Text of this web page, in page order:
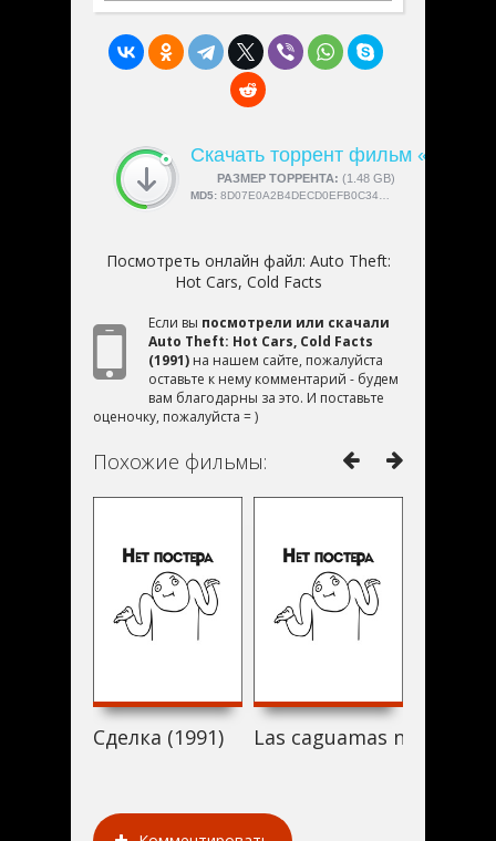
Скачать торрент фильм «Auto
РАЗМЕР ТОРРЕНТА: (1.48 GB)
СКАЧАЛИ:4189
MD5: 8D07E0A2B4DECD0EFB0C34096D9552A6
Посмотреть онлайн файл: Auto Theft:
Hot Cars, Cold Facts
Если вы посмотрели или скачали
Auto Theft: Hot Cars, Cold Facts
(1991) на нашем сайте, пожалуйста
оставьте к нему комментарий - будем
вам благодарны за это. И поставьте
оценочку, пожалуйста = )
Похожие фильмы:
Сделка (1991) Las caguamas ninja